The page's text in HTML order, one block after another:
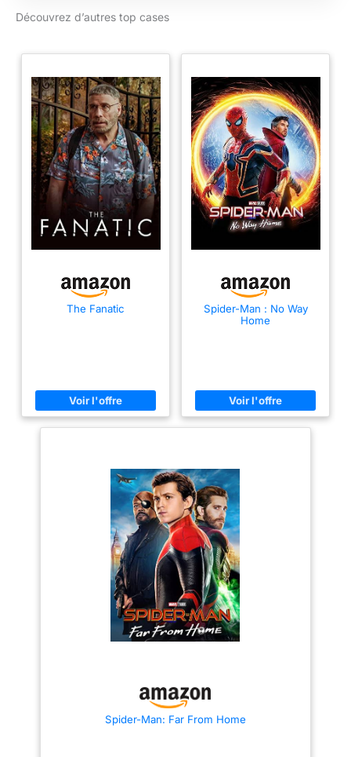
Découvrez d’autres top cases
The Fanatic
Spider-Man : No Way
Home
Spider-Man: Far From Home